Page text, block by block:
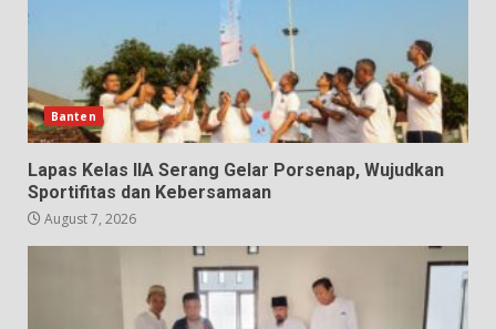
Banten
Lapas Kelas IIA Serang Gelar Porsenap, Wujudkan
Sportifitas dan Kebersamaan
August 7, 2026